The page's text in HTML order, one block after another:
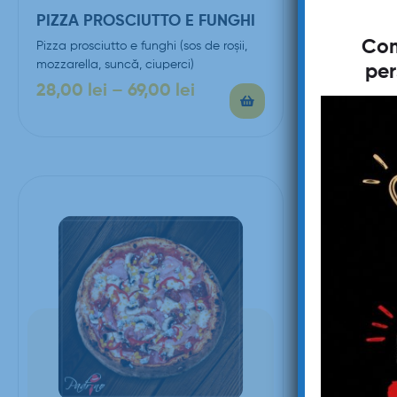
PIZZA PROSCIUTTO E FUNGHI
Pizza prosciutto e funghi (sos de roşii,
mozzarella, suncă, ciuperci)
28,00 lei – 69,00 lei
Pizza
măsline, ou)
30,00